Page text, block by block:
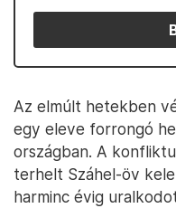
Az elmúlt hetekben
egy eleve forrongó
országban. A
terhelt Száhel-öv
harminc évig